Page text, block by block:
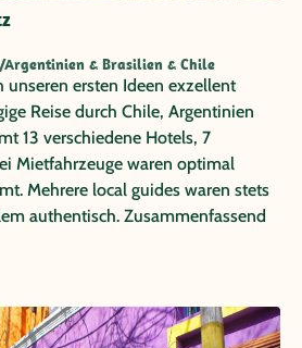
& Brasilien & Chile
unseren ersten Ideen exzellent
Reise durch Chile, Argentinien
13 verschiedene Hotels, 7
Mietfahrzeuge waren optimal
Mehrere local guides waren stets
authentisch. Zusammenfassend
Costa Rica) uneingeschränkt